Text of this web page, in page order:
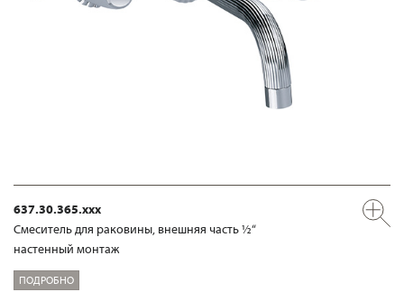
637.30.365.xxx
Смеситель для раковины, внешняя часть ½“
настенный монтаж
ПОДРОБНО